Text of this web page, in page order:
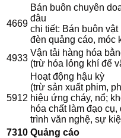
4669
Bán buôn chuyên
đâu
chi tiết: Bán buôn
đèn quảng cáo, móc
4933
Vận tải hàng hóa
(trừ hóa lỏng khí để
5912
Hoạt động hậu kỳ
(trừ sản xuất phim,
hiệu ứng cháy, nổ;
hóa chất làm đạo
trình văn nghệ, sự
7310 Quảng cáo